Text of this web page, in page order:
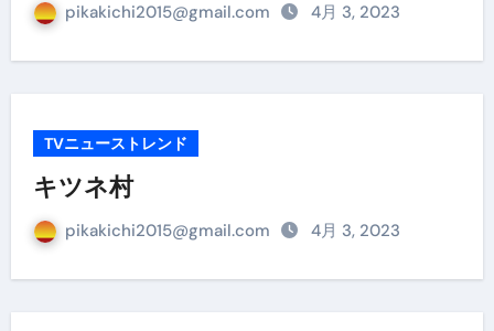
pikakichi2015@gmail.com 4月 3, 2023
TVニューストレンド
キツネ村
pikakichi2015@gmail.com 4月 3, 2023